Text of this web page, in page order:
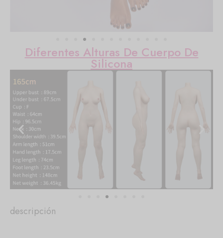
Diferentes Alturas De Cuerpo De
Silicona
descripción